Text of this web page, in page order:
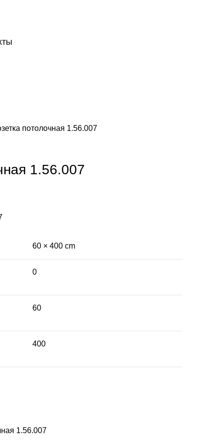
потолочная 1.56.007
1.56.007
60 × 400 cm
0
60
400
1.56.007